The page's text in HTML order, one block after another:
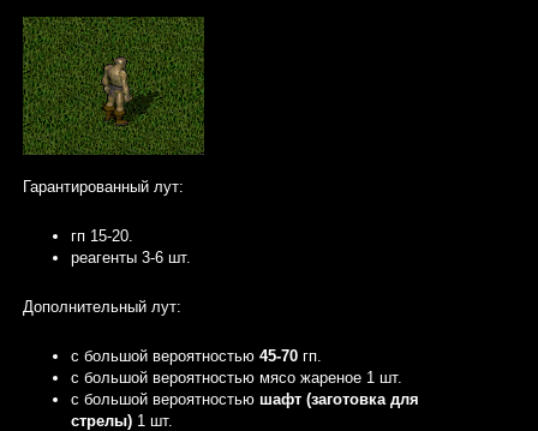
Гарантированный лут:
гп 15-20.
реагенты 3-6 шт.
Дополнительный лут:
с большой вероятностью 45-70гп.
с большой вероятностью мясо жареное 1 шт.
с большой вероятностью шафт (заготовка для
стрелы)1 шт.